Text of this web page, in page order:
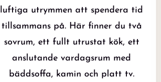
luftiga utrymmen att spendera tid
tillsammans på. Här finner du två
sovrum, ett fullt utrustat kök, ett
anslutande vardagsrum med
bäddsoffa, kamin och platt tv.